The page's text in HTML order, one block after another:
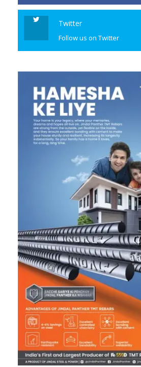
program
Twitter
Follow us on Twitter